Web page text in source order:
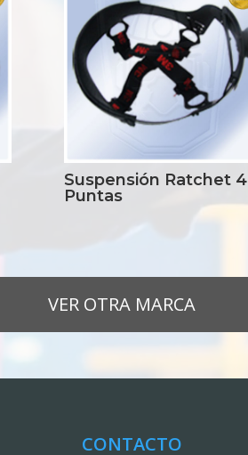
Suspensión Ratchet 4
Puntas
VER OTRA MARCA
CONTACTO